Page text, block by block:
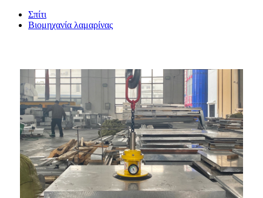
Σπίτι
Βιομηχανία λαμαρίνας